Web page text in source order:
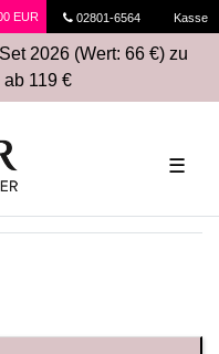
02801-6564 Kasse
EUR
2026 (Wert: 66 €) zu
119 €
☰